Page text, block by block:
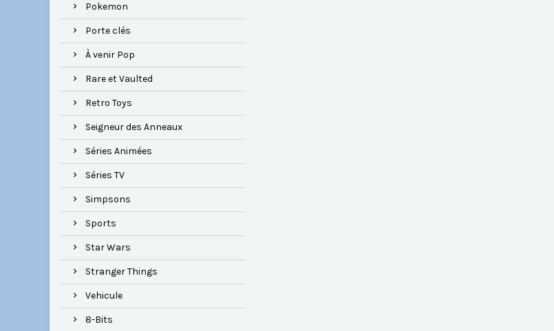
Pokemon
Porte clés
À venir Pop
Rare et Vaulted
Retro Toys
Seigneur des Anneaux
Séries Animées
Séries TV
Simpsons
Sports
Star Wars
Stranger Things
Vehicule
8-Bits